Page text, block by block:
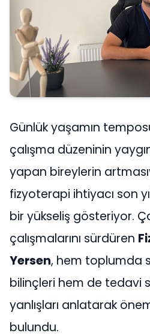
Günlük yaşamın
çalışma düzeninin
yapan bireylerin
fizyoterapi ihtiyacı son
bir yükseliş gösteriyor.
çalışmalarını sürdüren
Yersen, hem toplumda
bilinçleri hem de tedavi
yanlışları anlatarak
bulundu.